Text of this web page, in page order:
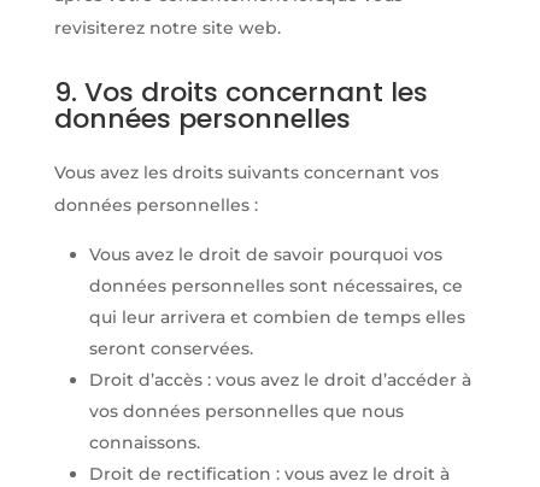
revisiterez notre site web.
9. Vos droits concernant les
données personnelles
Vous avez les droits suivants concernant vos
données personnelles :
Vous avez le droit de savoir pourquoi vos
données personnelles sont nécessaires, ce
qui leur arrivera et combien de temps elles
seront conservées.
Droit d’accès : vous avez le droit d’accéder à
vos données personnelles que nous
connaissons.
Droit de rectification : vous avez le droit à